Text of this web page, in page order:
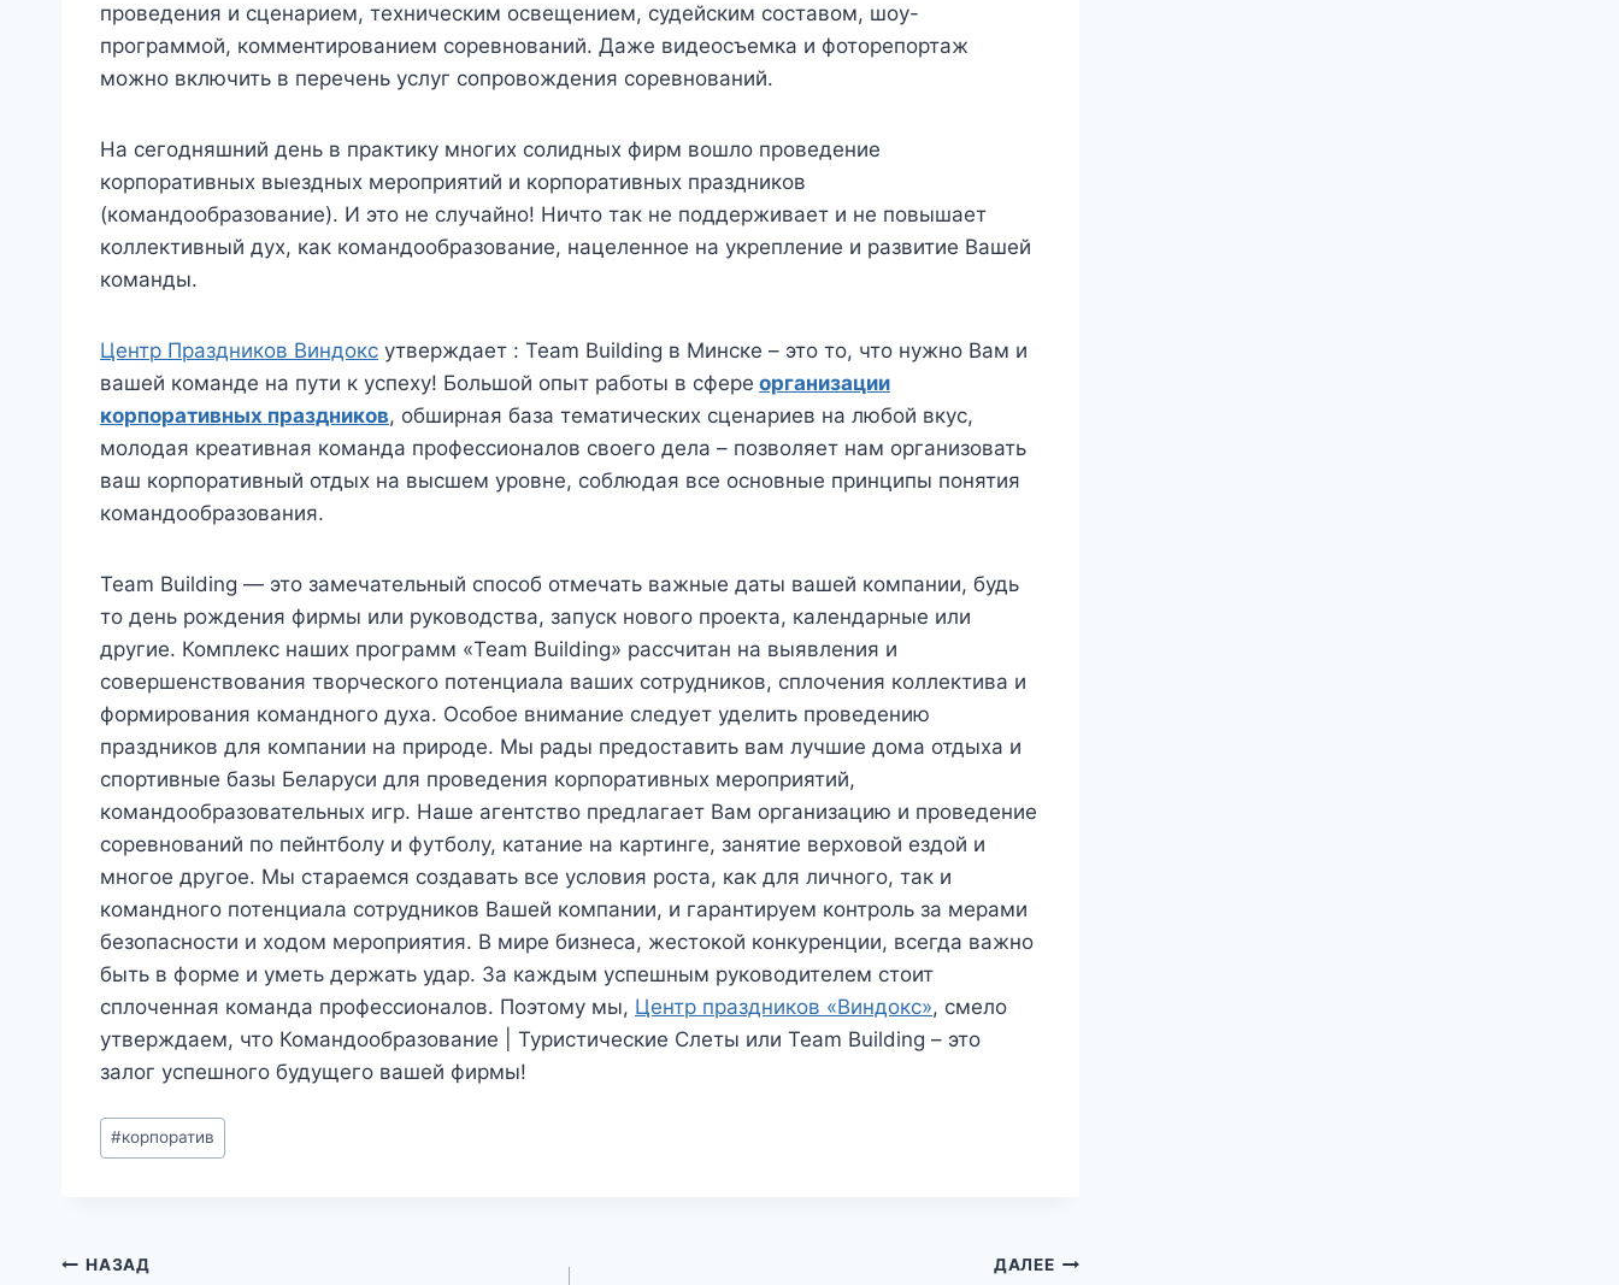
проведения и сценарием, техническим освещением, судейским составом, шоу-
программой, комментированием соревнований. Даже видеосъемка и фоторепортаж
можно включить в перечень услуг сопровождения соревнований.
На сегодняшний день в практику многих солидных фирм вошло проведение
корпоративных выездных мероприятий и корпоративных праздников
(командообразование). И это не случайно! Ничто так не поддерживает и не повышает
коллективный дух, как командообразование, нацеленное на укрепление и развитие Вашей
команды.
Центр Праздников Виндокс утверждает : Team Building в Минске – это то, что нужно Вам и
вашей команде на пути к успеху! Большой опыт работы в сфере организации
корпоративных праздников, обширная база тематических сценариев на любой вкус,
молодая креативная команда профессионалов своего дела – позволяет нам организовать
ваш корпоративный отдых на высшем уровне, соблюдая все основные принципы понятия
командообразования.
Team Building — это замечательный способ отмечать важные даты вашей компании, будь
то день рождения фирмы или руководства, запуск нового проекта, календарные или
другие. Комплекс наших программ «Team Building» рассчитан на выявления и
совершенствования творческого потенциала ваших сотрудников, сплочения коллектива и
формирования командного духа. Особое внимание следует уделить проведению
праздников для компании на природе. Мы рады предоставить вам лучшие дома отдыха и
спортивные базы Беларуси для проведения корпоративных мероприятий,
командообразовательных игр. Наше агентство предлагает Вам организацию и проведение
соревнований по пейнтболу и футболу, катание на картинге, занятие верховой ездой и
многое другое. Мы стараемся создавать все условия роста, как для личного, так и
командного потенциала сотрудников Вашей компании, и гарантируем контроль за мерами
безопасности и ходом мероприятия. В мире бизнеса, жестокой конкуренции, всегда важно
быть в форме и уметь держать удар. За каждым успешным руководителем стоит
сплоченная команда профессионалов. Поэтому мы, Центр праздников «Виндокс», смело
утверждаем, что Командообразование | Туристические Cлеты или Team Building – это
залог успешного будущего вашей фирмы!
Метки
записи:
#корпоратив
Навигация
НАЗАД ДАЛЕЕ